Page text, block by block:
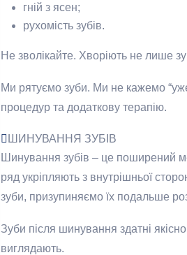
гній з ясен;
рухомість зубів.
Не зволікайте. Хворіють не лише
Ми рятуємо зуби. Ми не кажемо
процедур та додаткову терапію.
ШИНУВАННЯ ЗУБІВ
Шинування зубів – це поширений
ряд укріпляють з внутрішньої
зуби, призупиняємо їх подальше
Зуби після шинування здатні
виглядають.